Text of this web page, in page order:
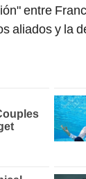
entre
aliados y la